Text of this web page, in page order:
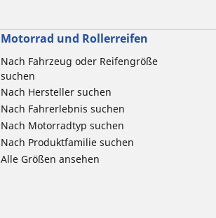
Motorrad und Rollerreifen
Nach Fahrzeug oder Reifengröße
suchen
Nach Hersteller suchen
Nach Fahrerlebnis suchen
Nach Motorradtyp suchen
Nach Produktfamilie suchen
Alle Größen ansehen